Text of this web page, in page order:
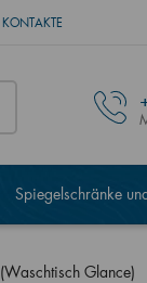
KONTAKTE
Spiegelschränke
Glance)